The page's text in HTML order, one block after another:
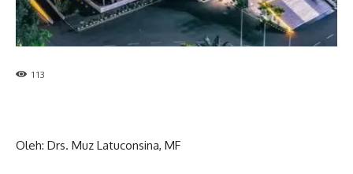
113
Oleh: Drs. Muz Latuconsina, MF